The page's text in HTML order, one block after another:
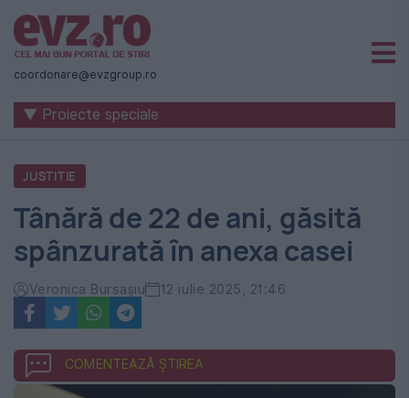
Știri
naționale
internaționale
România
Evenimentul
Zilei
coordonare@evzgroup.ro
▼ Proiecte speciale
JUSTITIE
Tânără de 22 de ani, găsită
spânzurată în anexa casei
Veronica Bursașiu 12 iulie 2025, 21:46
COMENTEAZĂ ȘTIREA